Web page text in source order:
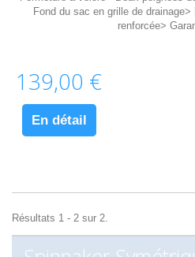
Fond du sac en grille de
renforcée>
139,00 €
En détail
Résultats 1 - 2 sur 2.